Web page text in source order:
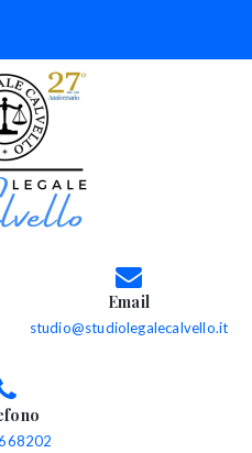
Email
studio@studiolegalecalvello.it